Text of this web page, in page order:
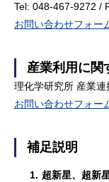
Tel: 048-467-9272 /
お問い合わせフォー
産業利用に関
理化学研究所 産業
お問い合わせフォー
補足説明
1. 超新星、超新